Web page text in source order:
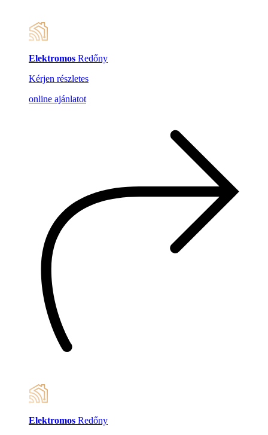
Elektromos Redőny
Kérjen részletes
online ajánlatot
Elektromos Redőny